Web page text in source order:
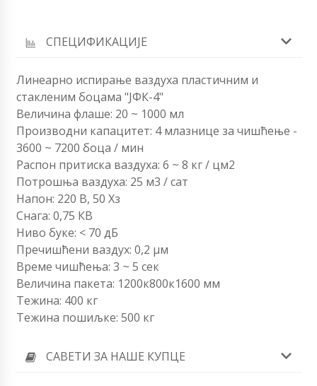
СПЕЦИФИКАЦИЈЕ
Линеарно испирање ваздуха пластичним и
стакленим боцама "ЈФК-4"
Величина флаше: 20 ~ 1000 мл
Производни капацитет: 4 млазнице за чишћење -
3600 ~ 7200 боца / мин
Распон притиска ваздуха: 6 ~ 8 кг / цм2
Потрошња ваздуха: 25 м3 / сат
Напон: 220 В, 50 Хз
Снага: 0,75 КВ
Ниво буке: < 70 дБ
Пречишћени ваздух: 0,2 µм
Време чишћења: 3 ~ 5 сек
Величина пакета: 1200к800к1600 мм
Тежина: 400 кг
Тежина пошиљке: 500 кг
САВЕТИ ЗА НАШЕ КУПЦЕ